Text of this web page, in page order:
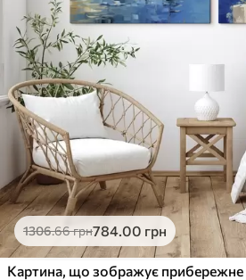
Очистити фільтр
1306.66грн784.00 грн